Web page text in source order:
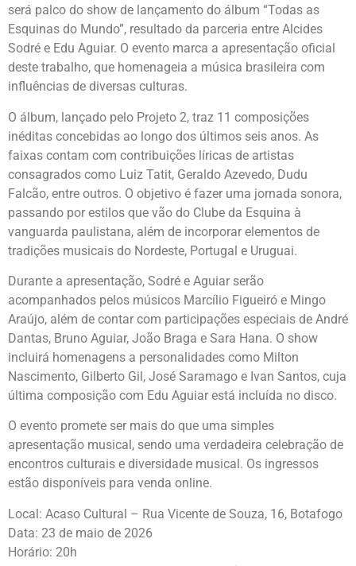
será palco do show de lançamento do álbum “Todas as
Esquinas do Mundo”, resultado da parceria entre Alcides
Sodré e Edu Aguiar. O evento marca a apresentação oficial
deste trabalho, que homenageia a música brasileira com
influências de diversas culturas.
O álbum, lançado pelo Projeto 2, traz 11 composições
inéditas concebidas ao longo dos últimos seis anos. As
faixas contam com contribuições líricas de artistas
consagrados como Luiz Tatit, Geraldo Azevedo, Dudu
Falcão, entre outros. O objetivo é fazer uma jornada sonora,
passando por estilos que vão do Clube da Esquina à
vanguarda paulistana, além de incorporar elementos de
tradições musicais do Nordeste, Portugal e Uruguai.
Durante a apresentação, Sodré e Aguiar serão
acompanhados pelos músicos Marcílio Figueiró e Mingo
Araújo, além de contar com participações especiais de André
Dantas, Bruno Aguiar, João Braga e Sara Hana. O show
incluirá homenagens a personalidades como Milton
Nascimento, Gilberto Gil, José Saramago e Ivan Santos, cuja
última composição com Edu Aguiar está incluída no disco.
O evento promete ser mais do que uma simples
apresentação musical, sendo uma verdadeira celebração de
encontros culturais e diversidade musical. Os ingressos
estão disponíveis para venda online.
Local: Acaso Cultural – Rua Vicente de Souza, 16, Botafogo
Data: 23 de maio de 2026
Horário: 20h